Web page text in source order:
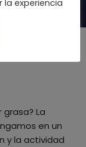
La
en un
y la actividad
la experiencia